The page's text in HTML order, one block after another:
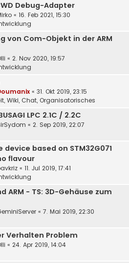
Debug-Adapter
« 16. Feb 2021, 15:30
von Com-Objekt in der ARM
« 2. Nov 2020, 19:57
« 31. Okt 2019, 23:15
Wiki, Chat, Organisatorisches
LPC 2.1C / 2.2C
« 2. Sep 2019, 22:07
based on STM32G071
flavour
« 11. Jul 2019, 17:41
ARM - TS: 3D-Gehäuse zum
« 7. Mai 2019, 22:30
Verhalten Problem
« 24. Apr 2019, 14:04